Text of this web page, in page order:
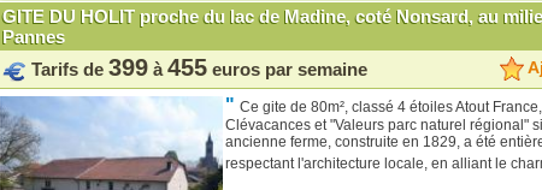
GITE DU HOLIT proche du lac de Madine, coté Nonsard, au
Pannes
Tarifs de 399 à 455 euros par semaine
" Ce gite de 80m², classé 4 étoiles Atout
Clévacances et "Valeurs parc naturel régional"
ancienne ferme, construite en 1829, a été
respectant l'architecture locale, en alliant le